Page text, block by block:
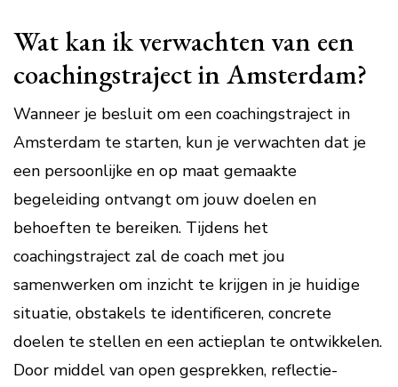
Wat kan ik verwachten van een
coachingstraject in Amsterdam?
Wanneer je besluit om een coachingstraject in
Amsterdam te starten, kun je verwachten dat je
een persoonlijke en op maat gemaakte
begeleiding ontvangt om jouw doelen en
behoeften te bereiken. Tijdens het
coachingstraject zal de coach met jou
samenwerken om inzicht te krijgen in je huidige
situatie, obstakels te identificeren, concrete
doelen te stellen en een actieplan te ontwikkelen.
Door middel van open gesprekken, reflectie-